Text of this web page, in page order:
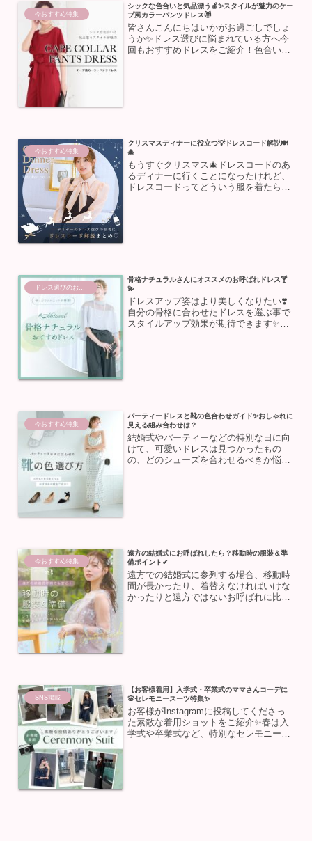
今おすすめ特集
シックな色合いと気品漂う🍎✨スタイルが魅力のケー
プ風カラーパンツドレス😻
皆さんこんにちはいかがお過ごしでしょ
うか✨ドレス選びに悩まれている方へ今
回もおすすめドレスをご紹介！色合いや
今おすすめ特集
クリスマスディナーに役立つ💡ドレスコード解説🍽️
🎄
もうすぐクリスマス🎄ドレスコードのあ
るディナーに行くことになったけれど、
ドレスコードってどういう服を着たらい
ドレス選びのお助け
骨格ナチュラルさんにオススメのお呼ばれドレス🍸
💫
ドレスアップ姿はより美しくなりたい❣️
自分の骨格に合わせたドレスを選ぶ事で
スタイルアップ効果が期待できます✨今
今おすすめ特集
パーティードレスと靴の色合わせガイド✨おしゃれに
見える組み合わせは？
結婚式やパーティーなどの特別な日に向
けて、可愛いドレスは見つかったもの
の、どのシューズを合わせるべきか悩ん
今おすすめ特集
遠方の結婚式にお呼ばれしたら？移動時の服装＆準
備ポイント✔︎
遠方での結婚式に参列する場合、移動時
間が長かったり、着替えなければいけな
かったりと遠方ではないお呼ばれに比べ
SNS掲載
【お客様着用】入学式・卒業式のママさんコーデに
🌸セレモニースーツ特集✨
お客様がInstagramに投稿してくださっ
た素敵な着用ショットをご紹介✨春は入
学式や卒業式など、特別なセレモニーが